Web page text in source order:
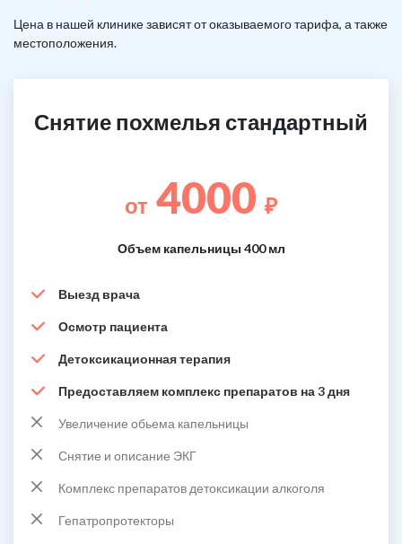
Цена в нашей клинике зависят от оказываемого тарифа, а также
местоположения.
Снятие похмелья стандартный
от 4000 ₽
Объем капельницы 400 мл
Выезд врача
Осмотр пациента
Детоксикационная терапия
Предоставляем комплекс препаратов на 3 дня
Увеличение обьема капельницы
Снятие и описание ЭКГ
Комплекс препаратов детоксикации алкоголя
Гепатропротекторы